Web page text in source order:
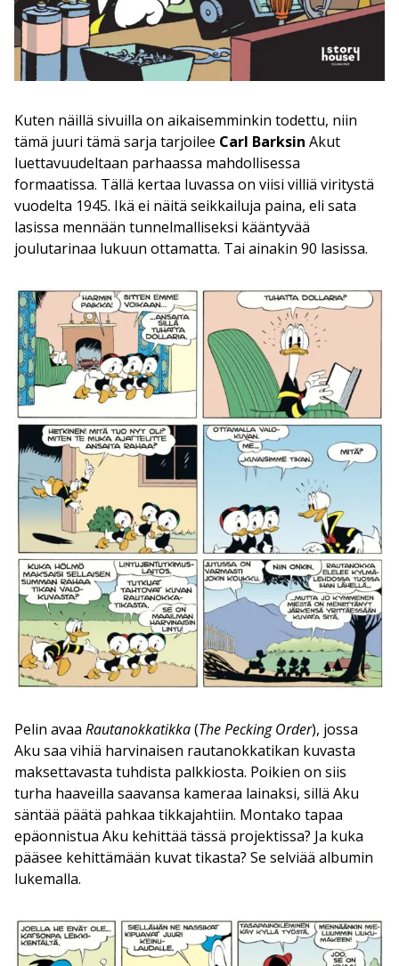
Kuten näillä sivuilla on aikaisemminkin todettu, niin
tämä juuri tämä sarja tarjoilee Carl Barksin Akut
luettavuudeltaan parhaassa mahdollisessa
formaatissa. Tällä kertaa luvassa on viisi villiä viritystä
vuodelta 1945. Ikä ei näitä seikkailuja paina, eli sata
lasissa mennään tunnelmalliseksi kääntyvää
joulutarinaa lukuun ottamatta. Tai ainakin 90 lasissa.
Pelin avaa Rautanokkatikka(The Pecking Order), jossa
Aku saa vihiä harvinaisen rautanokkatikan kuvasta
maksettavasta tuhdista palkkiosta. Poikien on siis
turha haaveilla saavansa kameraa lainaksi, sillä Aku
säntää päätä pahkaa tikkajahtiin. Montako tapaa
epäonnistua Aku kehittää tässä projektissa? Ja kuka
pääsee kehittämään kuvat tikasta? Se selviää albumin
lukemalla.